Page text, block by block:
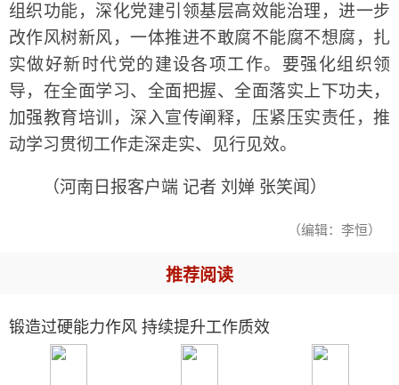
组织功能，深化党建引领基层高效能治理，进一步
改作风树新风，一体推进不敢腐不能腐不想腐，扎
实做好新时代党的建设各项工作。要强化组织领
导，在全面学习、全面把握、全面落实上下功夫，
加强教育培训，深入宣传阐释，压紧压实责任，推
动学习贯彻工作走深走实、见行见效。
（河南日报客户端 记者 刘婵 张笑闻）
（编辑：李恒）
推荐阅读
锻造过硬能力作风 持续提升工作质效